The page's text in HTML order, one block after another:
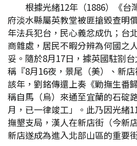
根據光緒12年（1886）《台
府淡水縣屬英教堂被匪搶毀查明
年法兵犯台，民心義忿成仇；台
商雜處，居民不暇分辨為何國之
妥。隨於8月17日，據英國駐劄
稱『8月16夜，景尾（美）、新店
該年，劉銘傳還上奏《勦撫生番
稱自馬（烏）來通至宜蘭的石碇
月，已一律竣工」。此乃因光緒
撫墾支局，漢人在新店街（今新
新店遂成為進入北部山區的重要